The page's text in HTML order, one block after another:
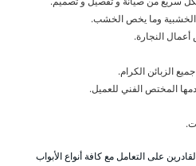
الخشبية وما يخص الخشب.
النجارة.
الزبائن الكرام.
المختص الفني للعميل.
على التعامل مع كافة أنواع الأبواب